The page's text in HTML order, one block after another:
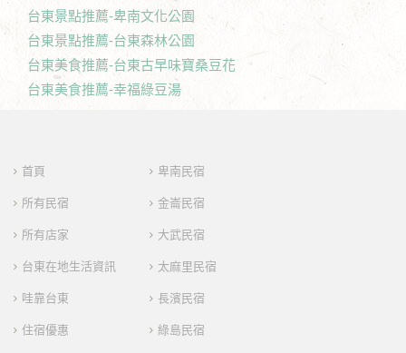
台東景點推薦-卑南文化公園
台東景點推薦-台東森林公園
台東美食推薦-台東古早味寶桑豆花
台東美食推薦-幸福綠豆湯
首頁
所有民宿
所有店家
台東在地生活資訊
哇靠台東
住宿優惠
卑南民宿
金崙民宿
大武民宿
太麻里民宿
長濱民宿
綠島民宿